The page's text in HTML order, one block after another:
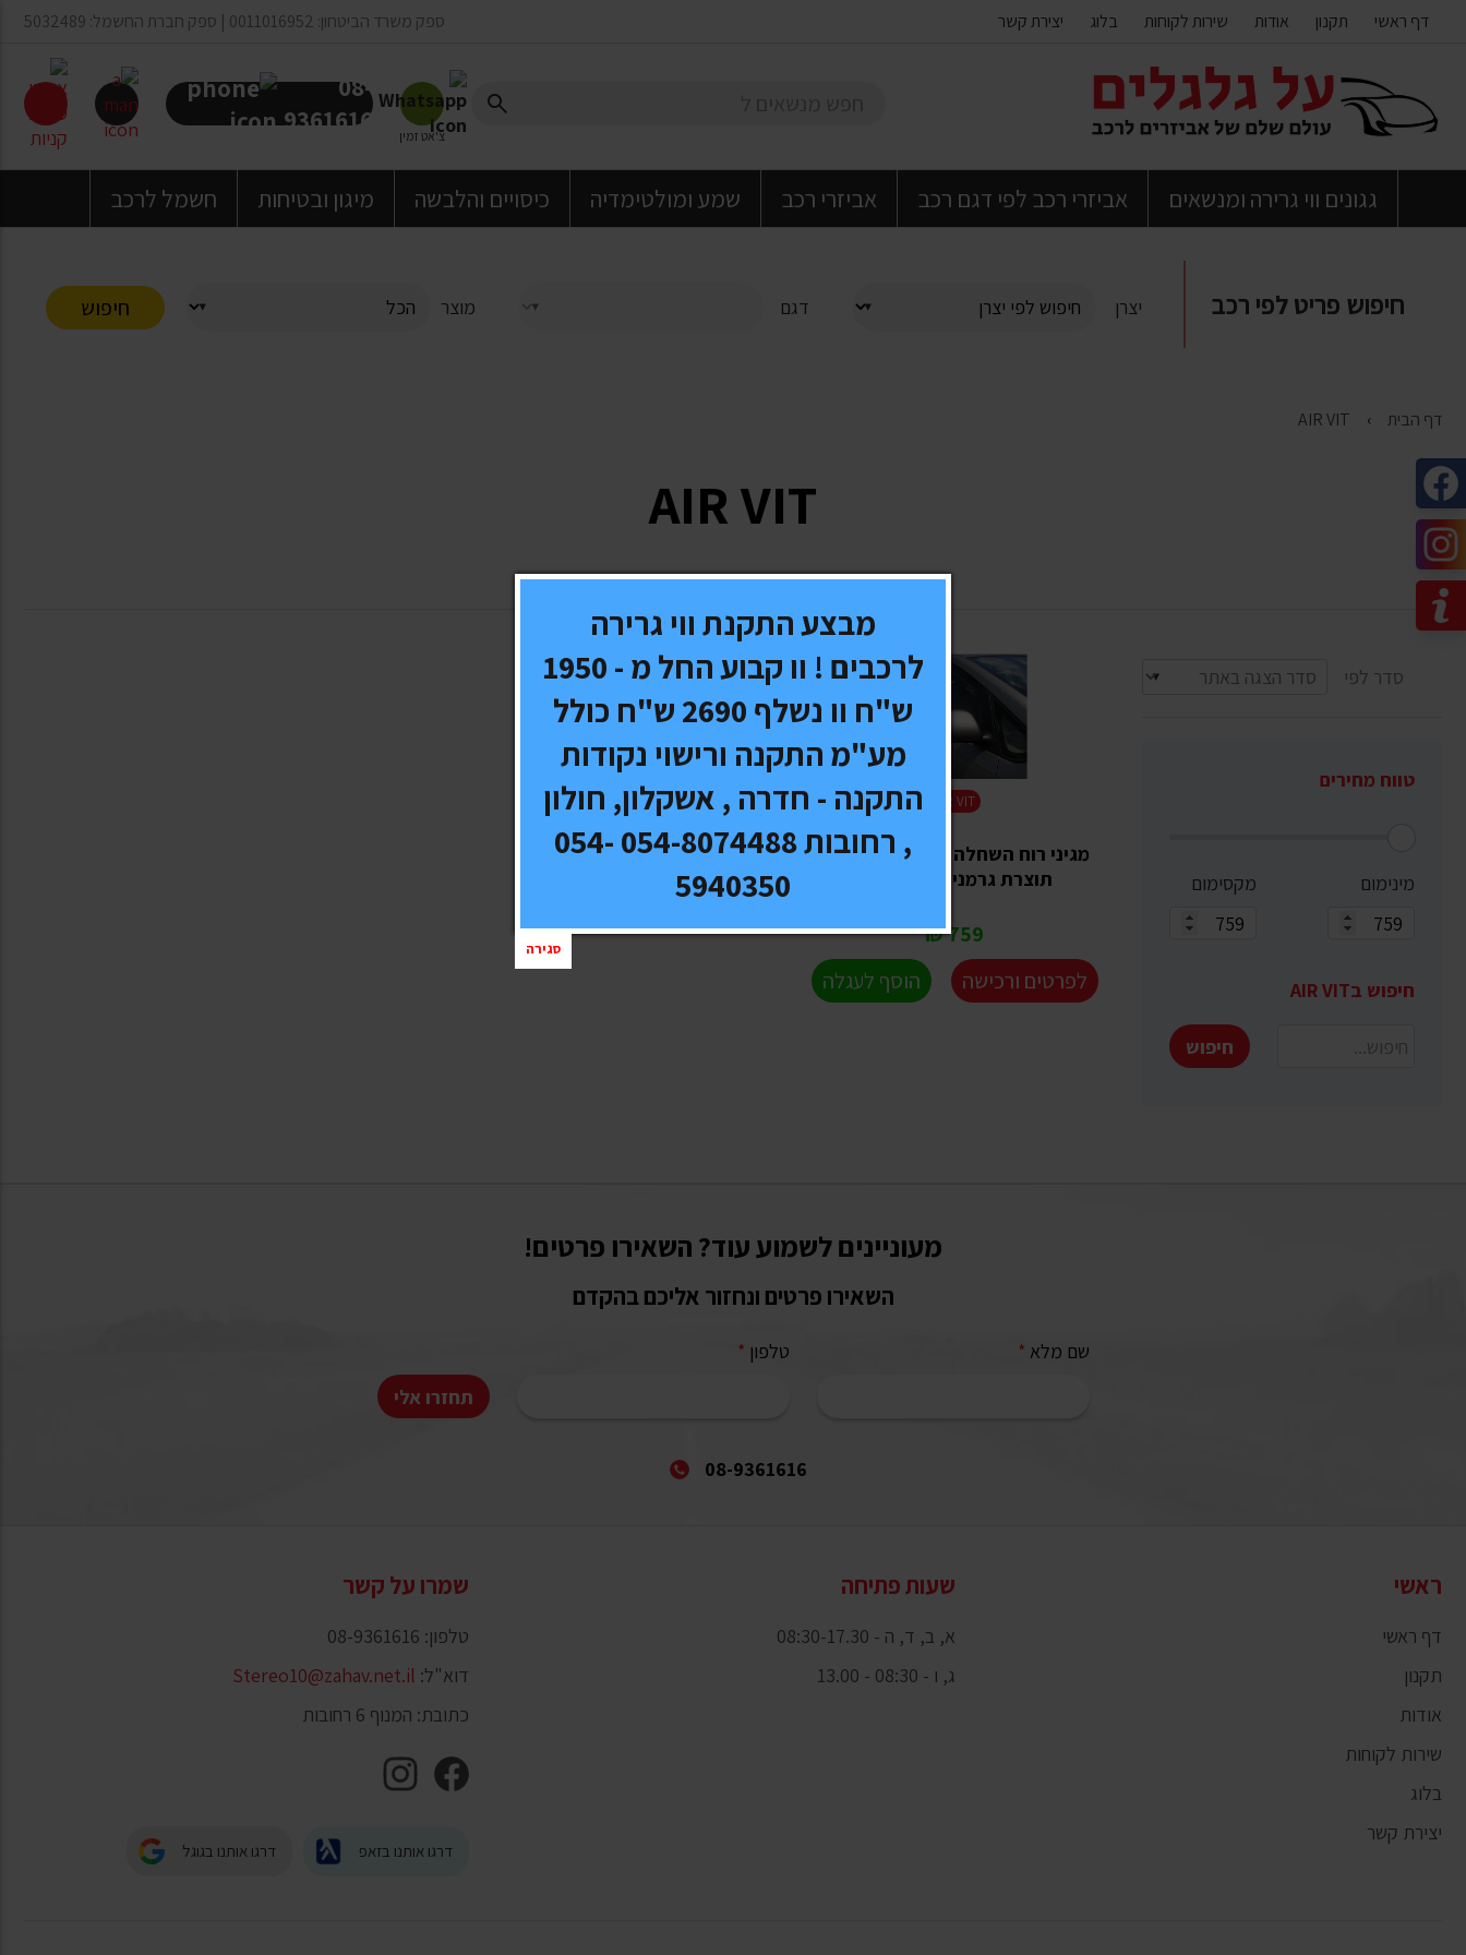
דף ראשי תקנון אודות שירות לקוחות בלוג יצירת קשר ספק משרד הביטחון: 0011016952 | ספק חברת החשמל: 5032489
צ'אט זמין
08-
9361616
גגונים ווי גרירה ומנשאים אביזרי רכב לפי דגם רכב אביזרי רכב שמע ומולטימדיה כיסויים והלבשה מיגון ובטיחות חשמל לרכב
חיפוש פריט לפי רכב יצרן דגם מוצר חיפוש
דף הבית AIR VIT
AIR VIT
(1 מוצרים)
סדר לפי
טווח מחירים
מינימום מקסימום
חיפוש בAIR VIT
חיפוש
AIR VIT
מגיני רוח השחלה לרכב 4 חלונות -
תוצרת גרמניה - פרספקס
759 ₪
לפרטים ורכישה
הוסף לעגלה
מעוניינים לשמוע עוד? השאירו פרטים!
השאירו פרטים ונחזור אליכם בהקדם
שם מלא * טלפון *
תחזרו אלי
08-9361616
ראשי
דף ראשי
תקנון
אודות
שירות לקוחות
בלוג
יצירת קשר
שעות פתיחה
א, ב, ד, ה - 08:30-17.30
ג, ו - 08:30 - 13.00
שמרו על קשר
טלפון: 08-9361616
דוא"ל: Stereo10@zahav.net.il
כתובת: המנוף 6 רחובות
דרגו אותנו בזאפ דרגו אותנו בגוגל
מבצע התקנת ווי גרירה
לרכבים ! וו קבוע החל מ - 1950
ש"ח וו נשלף 2690 ש"ח כולל
מע"מ התקנה ורישוי נקודות
התקנה - חדרה , אשקלון, חולון
, רחובות 054-8074488 054-
5940350
סגירה